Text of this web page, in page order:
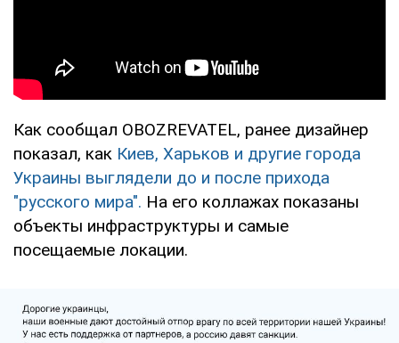
Как сообщал OBOZREVATEL, ранее дизайнер
показал, как Киев, Харьков и другие города
Украины выглядели до и после прихода
"русского мира". На его коллажах показаны
объекты инфраструктуры и самые
посещаемые локации.